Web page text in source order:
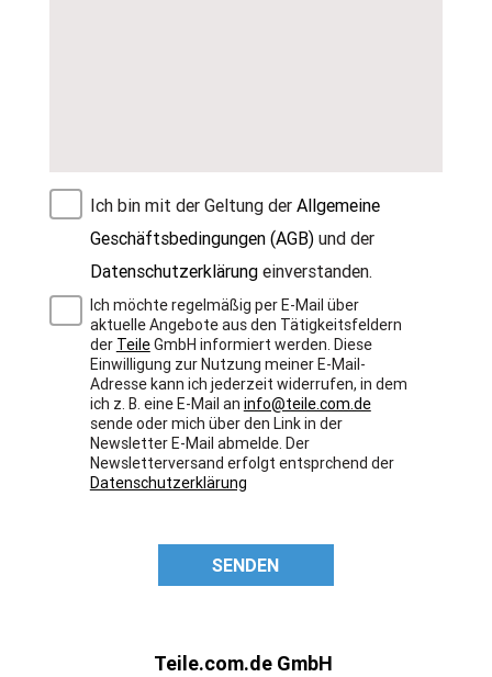
Ich bin mit der Geltung der Allgemeine
Geschäftsbedingungen (AGB)und der
Datenschutzerklärungeinverstanden.
Ich möchte regelmäßig per E-Mail über
aktuelle Angebote aus den Tätigkeitsfeldern
der TeileGmbH informiert werden. Diese
Einwilligung zur Nutzung meiner E-Mail-
Adresse kann ich jederzeit widerrufen, in dem
ich z. B. eine E-Mail an info@teile.com.de
sende oder mich über den Link in der
Newsletter E-Mail abmelde. Der
Newsletterversand erfolgt entsprchend der
Datenschutzerklärung
SENDEN
Teile.com.de GmbH